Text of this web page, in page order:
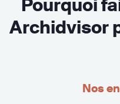
Pourquoi
Archidvisor
Nos